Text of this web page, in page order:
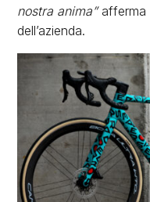
nostra anima”afferma
dell’azienda.